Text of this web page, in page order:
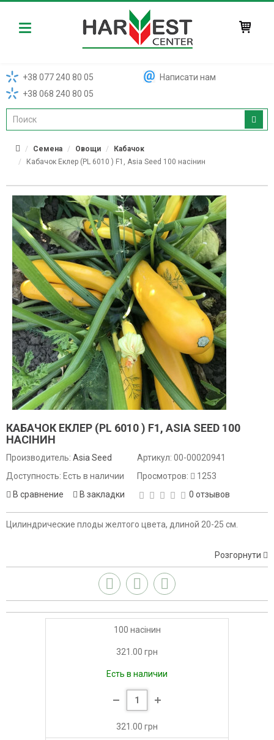
Harvest
+38 077 240 80 05
+38 068 240 80 05
Написати нам
Семена Овощи
Кабачок
Кабачок Еклер (PL 6010 ) F1, Asia Seed 100 насінин
КАБАЧОК ЕКЛЕР (PL 6010 ) F1, ASIA SEED 100
НАСІНИН
Производитель: Asia Seed
Доступность: Есть в наличии
В сравнение
В закладки
Артикул: 00-00020941
Просмотров:
1253
0 отзывов
Цилиндрические плоды желтого цвета, длиной 20-25 см.
Розгорнути
100 насінин
321.00 грн
Есть в наличии
321.00 грн